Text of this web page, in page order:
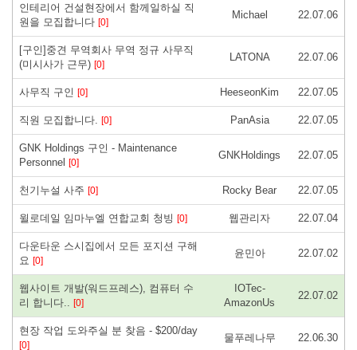
인테리어 건설현장에서 함께일하실 직
원을 모집합니다 [0]
Michael 22.07.06
[구인]중견 무역회사 무역 정규 사무직
(미시사가 근무) [0]
LATONA 22.07.06
사무직 구인 [0] HeeseonKim 22.07.05
직원 모집합니다. [0] PanAsia 22.07.05
GNK Holdings 구인 - Maintenance
Personnel [0]
GNKHoldings 22.07.05
천기누설 사주 [0] Rocky Bear 22.07.05
윌로데일 임마누엘 연합교회 청빙 [0] 웹관리자 22.07.04
다운타운 스시집에서 모든 포지션 구해
요 [0]
윤민아 22.07.02
웹사이트 개발(워드프레스), 컴퓨터 수
리 합니다.. [0]
IOTec-
AmazonUs
22.07.02
현장 작업 도와주실 분 찾음 - $200/day
[0]
물푸레나무 22.06.30